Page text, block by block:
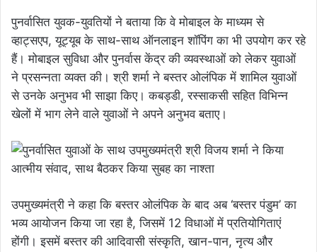
पुनर्वासित युवक-युवतियों ने बताया कि वे मोबाइल के माध्यम से
व्हाट्सएप, यूट्यूब के साथ-साथ ऑनलाइन शॉपिंग का भी उपयोग कर रहे
हैं। मोबाइल सुविधा और पुनर्वास केंद्र की व्यवस्थाओं को लेकर युवाओं
ने प्रसन्नता व्यक्त की। श्री शर्मा ने बस्तर ओलंपिक में शामिल युवाओं
से उनके अनुभव भी साझा किए। कबड्डी, रस्साकसी सहित विभिन्न
खेलों में भाग लेने वाले युवाओं ने अपने अनुभव बताए।
उपमुख्यमंत्री ने कहा कि बस्तर ओलंपिक के बाद अब ‘बस्तर पंडुम’ का
भव्य आयोजन किया जा रहा है, जिसमें 12 विधाओं में प्रतियोगिताएं
होंगी। इसमें बस्तर की आदिवासी संस्कृति, खान-पान, नृत्य और